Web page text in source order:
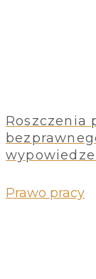
Roszczenia
Prawo pracy